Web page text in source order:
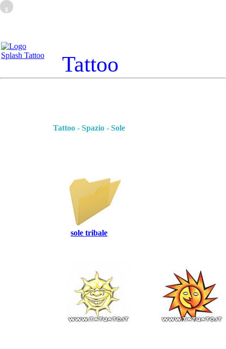
g
Tattoo
Tattoo - Spazio - Sole
sole tribale